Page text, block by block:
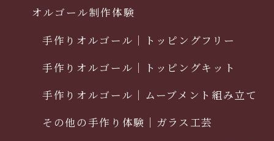
オルゴール制作体験
手作りオルゴール｜トッピングフリー
手作りオルゴール｜トッピングキット
手作りオルゴール｜ムーブメント組み立て
その他の手作り体験｜ガラス工芸